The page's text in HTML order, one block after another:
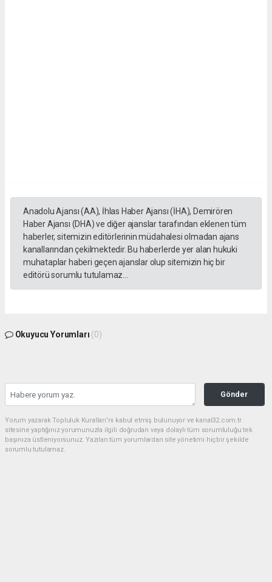
Anadolu Ajansı (AA), İhlas Haber Ajansı (İHA), Demirören
Haber Ajansı (DHA) ve diğer ajanslar tarafından eklenen tüm
haberler, sitemizin editörlerinin müdahalesi olmadan ajans
kanallarından çekilmektedir. Bu haberlerde yer alan hukuki
muhataplar haberi geçen ajanslar olup sitemizin hiç bir
editörü sorumlu tutulamaz...
Okuyucu Yorumları (0)
Gönder
Yorum yazarak Topluluk Kuralları’nı kabul etmiş bulunuyor ve kanal32.com.tr
sitesine yaptığınız yorumunuzla ilgili doğrudan veya dolaylı tüm sorumluluğu tek
başınıza üstleniyorsunuz. Yazılan tüm yorumlardan site yönetimi hiçbir şekilde
sorumlu tutulamaz.